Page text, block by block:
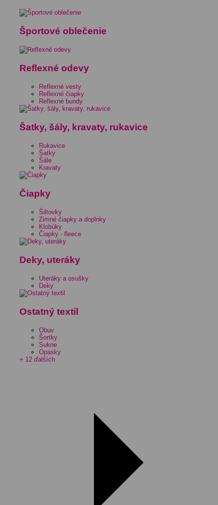
Športové oblečenie
Reflexné odevy
Reflexné vesty
Reflexné čiapky
Reflexné bundy
Šatky, šály, kravaty, rukavice
Rukavice
Šatky
Šále
Kravaty
Čiapky
Šiltovky
Zimné čiapky a doplnky
Klobúky
Čiapky - fleece
Deky, uteráky
Uteráky a osušky
Deky
Ostatný textil
Obuv
Šortky
Sukne
Opasky
+ 12 ďalších